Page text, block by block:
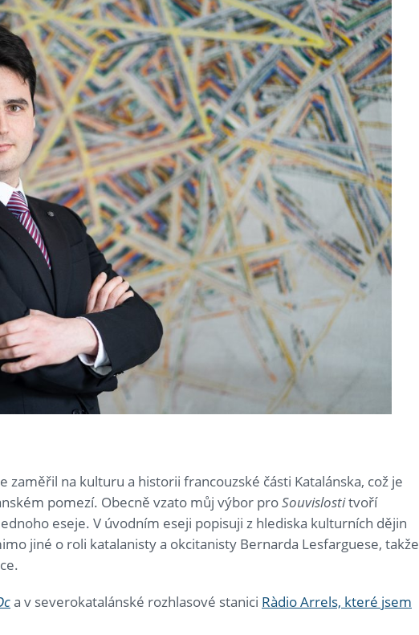
zaměřil na kulturu a historii francouzské části Katalánska, což je
pomezí. Obecně vzato můj výbor proSouvislostitvoří
eseje. V úvodním eseji popisuji z hlediska kulturních dějin
jiné o roli katalanisty a okcitanisty Bernarda Lesfarguese, takže
a v severokatalánské rozhlasové stanici Ràdio Arrels, které jsem